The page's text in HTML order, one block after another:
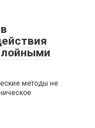
методы не